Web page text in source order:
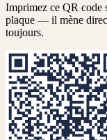
Imprimez ce QR code
plaque — il mène
toujours.